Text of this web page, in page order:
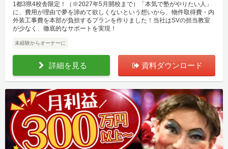
1都3県4校舎限定！（※2027年5月開校まで）「本気で塾がやりたい人」
に、費用が理由で夢を諦めて欲しくないという想いから、物件取得費・内
外装工事費を本部が負担するプランを作りました！当社はSVの担当教室
が少なく、徹底的なサポートを実現！
未経験からオーナーに
詳細を見る 資料ダウンロード